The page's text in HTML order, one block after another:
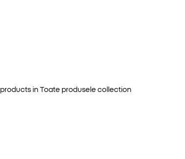
products in Toate produselecollection